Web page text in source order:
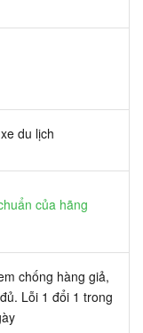
du lịch
của hãng
chống hàng giả,
Lỗi 1 đổi 1 trong